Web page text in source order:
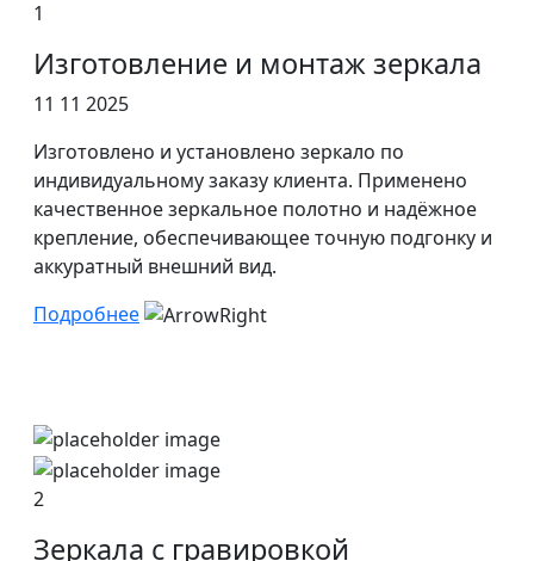
1
Изготовление и монтаж зеркала
11 11 2025
Изготовлено и установлено зеркало по
индивидуальному заказу клиента. Применено
качественное зеркальное полотно и надёжное
крепление, обеспечивающее точную подгонку и
аккуратный внешний вид.
Подробнее
2
Зеркала с гравировкой